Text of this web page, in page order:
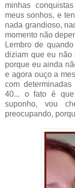
minhas
meus sonhos, e
nada grandioso,
momento não
Lembro de
diziam que eu não
porque eu ainda
e agora ouço a
com
40... o fato é
suponho, vou
preocupando,